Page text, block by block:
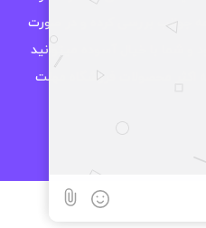
جوانب بررسی کرده و در صورت
و شما با خیال آسوده میتوانید
اکثر محصولات فروشگاه مهلت